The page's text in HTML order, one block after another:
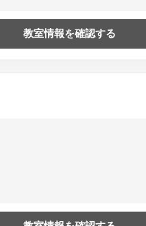
教室情報を確認する